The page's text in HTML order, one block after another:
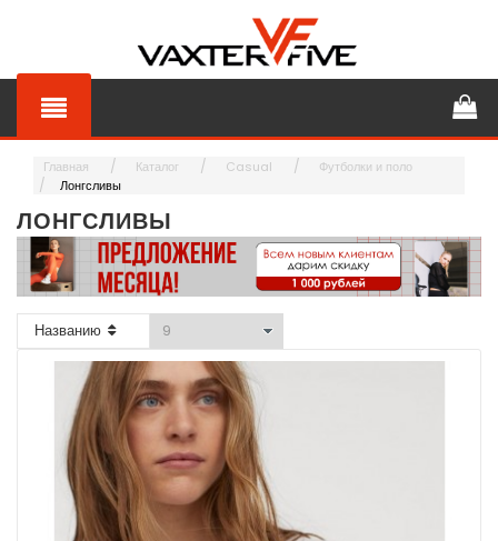
Главная Каталог Casual
Футболки и поло
Лонгсливы
ЛОНГСЛИВЫ
Названию